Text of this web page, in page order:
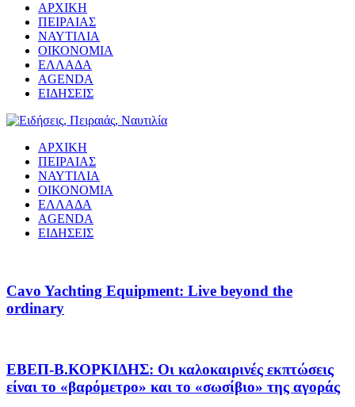
ΑΡΧΙΚΗ
ΠΕΙΡΑΙΑΣ
ΝΑΥΤΙΛΙΑ
ΟΙΚΟΝΟΜΙΑ
ΕΛΛΑΔΑ
AGENDA
ΕΙΔΗΣΕΙΣ
ΑΡΧΙΚΗ
ΠΕΙΡΑΙΑΣ
ΝΑΥΤΙΛΙΑ
ΟΙΚΟΝΟΜΙΑ
ΕΛΛΑΔΑ
AGENDA
ΕΙΔΗΣΕΙΣ
Cavo Yachting Equipment: Live beyond the
ordinary
EΒΕΠ-Β.ΚΟΡΚΙΔΗΣ: Οι καλοκαιρινές εκπτώσεις
είναι το «βαρόμετρο» και το «σωσίβιο» της αγοράς